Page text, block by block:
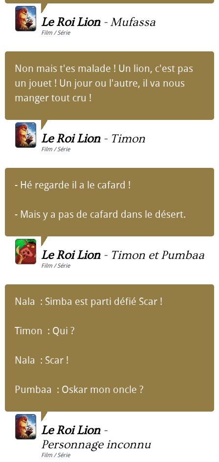
Le Roi Lion- Mufassa
Film / Série
Non mais t'es malade ! Un lion, c'est pas
un jouet ! Un jour ou l'autre, il va nous
manger tout cru !
Le Roi Lion- Timon
Film / Série
- Hé regarde il a le cafard !
- Mais y a pas de cafard dans le désert.
Le Roi Lion- Timon et Pumbaa
Film / Série
Nala : Simba est parti défié Scar !
Timon : Qui ?
Nala : Scar !
Pumbaa : Oskar mon oncle ?
Le Roi Lion-
Personnage inconnu
Film / Série